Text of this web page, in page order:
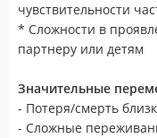
чувствительности
* Сложности в
партнеру или детям
Значительные
- Потеря/смерть
- Сложные